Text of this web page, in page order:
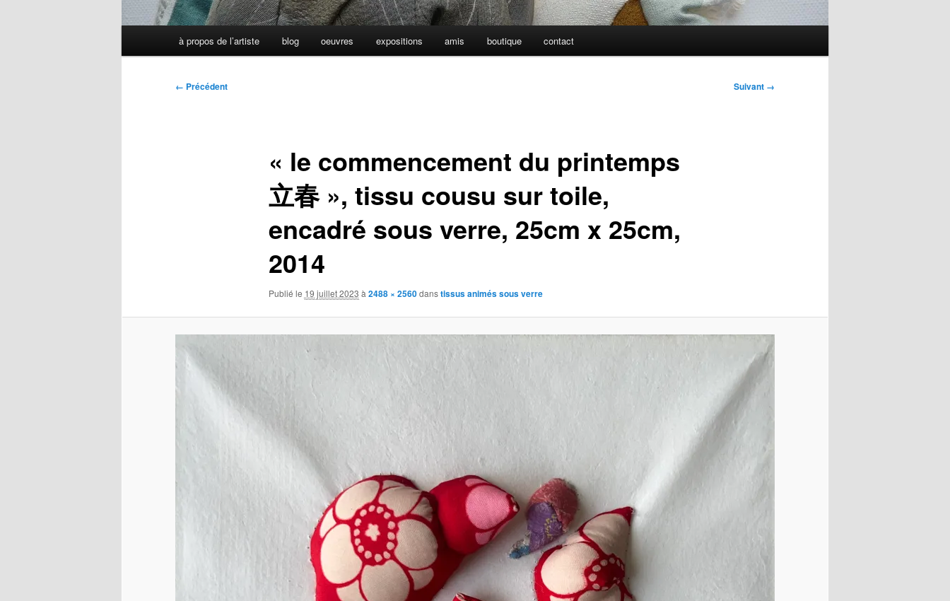
à propos de l’artiste blog oeuvres expositions amis boutique contact
Navigation
← Précédent Suivant →
« le commencement du printemps
立春 », tissu cousu sur toile,
encadré sous verre, 25cm x 25cm,
2014
Publié le 19 juillet 2023 à 2488 × 2560danstissus animés sous verre